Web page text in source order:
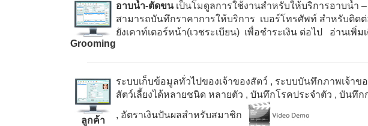
Grooming
อาบน้ำ-ตัดขน เป็นโมดูลการใช้งานสำหรับให้บริการอาบน้ำ
สามารถบันทึกราคาการให้บริการ เบอร์โทรศัพท์ สำหรับติด
ยังเคาท์เตอร์หน้า(เวชระเบียน) เพื่อชำระเงิน ต่อไป อ่านเพิ่ม
ลูกค้า
ระบบเก็บข้อมูลทั่วไปของเจ้าของสัตว์ , ระบบบันทึกภาพเจ้าข
สัตว์เลี้ยงได้หลายชนิด หลายตัว , บันทึกโรคประจำตัว , บันทึก
, อัตราเงินปันผลสำหรับสมาชิก